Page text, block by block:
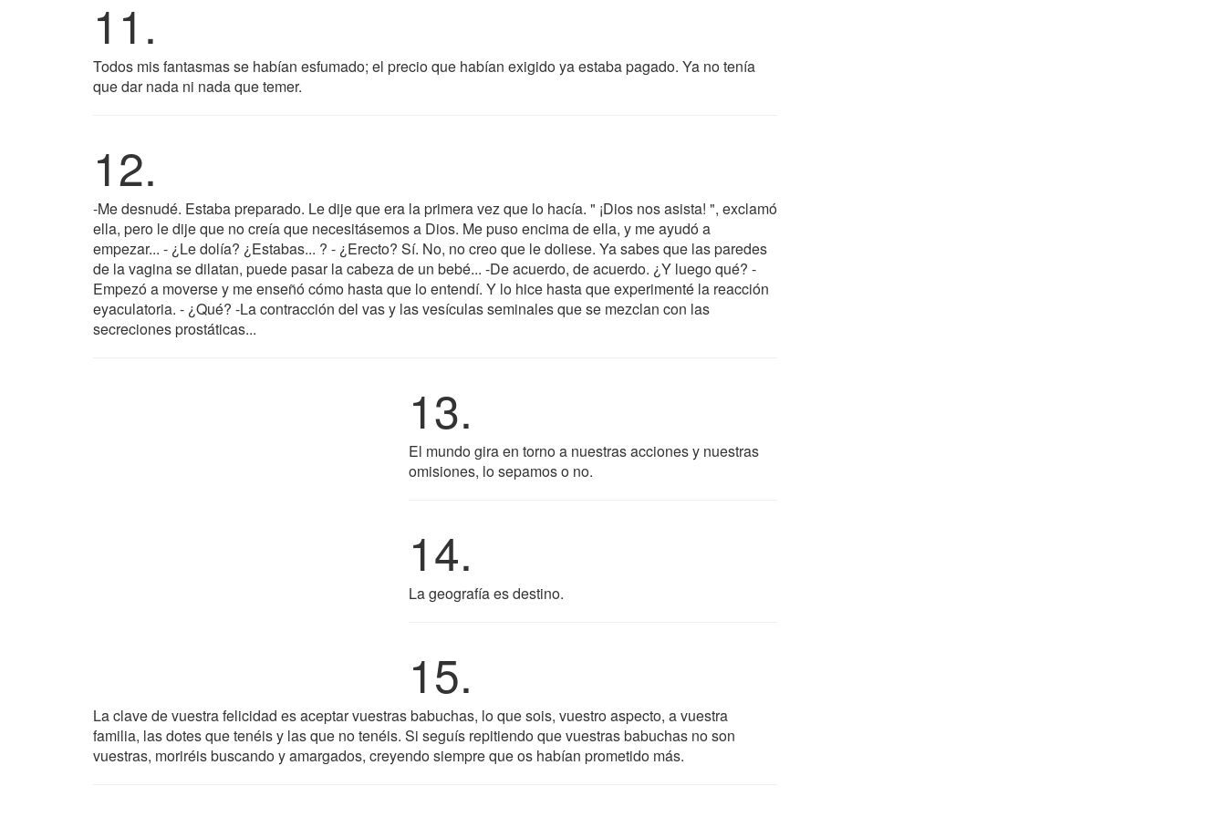
11.
Todos mis fantasmas se habían esfumado; el precio que habían exigido ya estaba pagado. Ya no tenía
que dar nada ni nada que temer.
12.
-Me desnudé. Estaba preparado. Le dije que era la primera vez que lo hacía. " ¡Dios nos asista! ", exclamó
ella, pero le dije que no creía que necesitásemos a Dios. Me puso encima de ella, y me ayudó a
empezar... - ¿Le dolía? ¿Estabas... ? - ¿Erecto? Sí. No, no creo que le doliese. Ya sabes que las paredes
de la vagina se dilatan, puede pasar la cabeza de un bebé... -De acuerdo, de acuerdo. ¿Y luego qué? -
Empezó a moverse y me enseñó cómo hasta que lo entendí. Y lo hice hasta que experimenté la reacción
eyaculatoria. - ¿Qué? -La contracción del vas y las vesículas seminales que se mezclan con las
secreciones prostáticas...
13.
El mundo gira en torno a nuestras acciones y nuestras
omisiones, lo sepamos o no.
14.
La geografía es destino.
15.
La clave de vuestra felicidad es aceptar vuestras babuchas, lo que sois, vuestro aspecto, a vuestra
familia, las dotes que tenéis y las que no tenéis. Si seguís repitiendo que vuestras babuchas no son
vuestras, moriréis buscando y amargados, creyendo siempre que os habían prometido más.